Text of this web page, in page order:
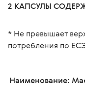
2 КАПСУЛЫ
* Не превышает
потребления по
Наименование: